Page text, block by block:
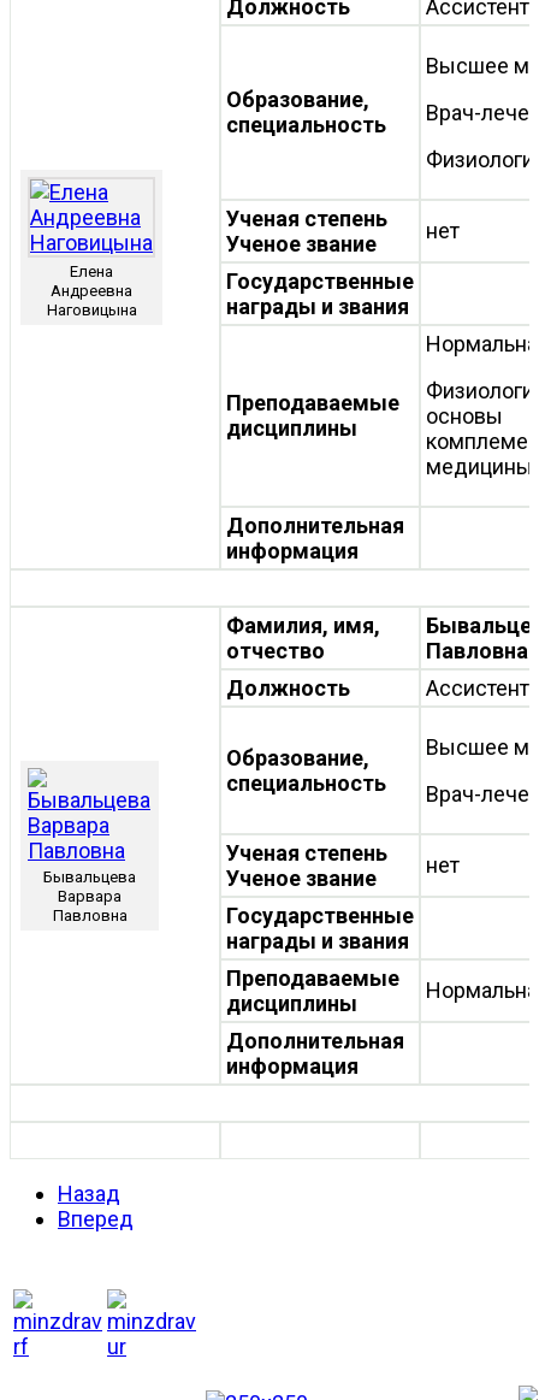
Елена
Андреевна
Наговицына
Должность Ассистент
Образование,
специальность
Высшее
Врач-
Ученая степень
Ученое звание
нет
Государственные
награды и звания
Преподаваемые
дисциплины
основы
медицины
Дополнительная
информация
Бывальцева
Варвара
Павловна
Фамилия, имя,
отчество
Павловна
Должность
Ассистент
Образование,
специальность
Высшее
Врач-
Ученая степень
Ученое звание
нет
Государственные
награды и звания
Преподаваемые
дисциплины
Дополнительная
информация
Назад
Вперед